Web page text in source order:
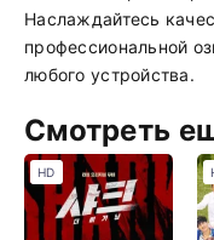
Наслаждайтесь
профессиональной
любого устройства.
Смотреть
HD